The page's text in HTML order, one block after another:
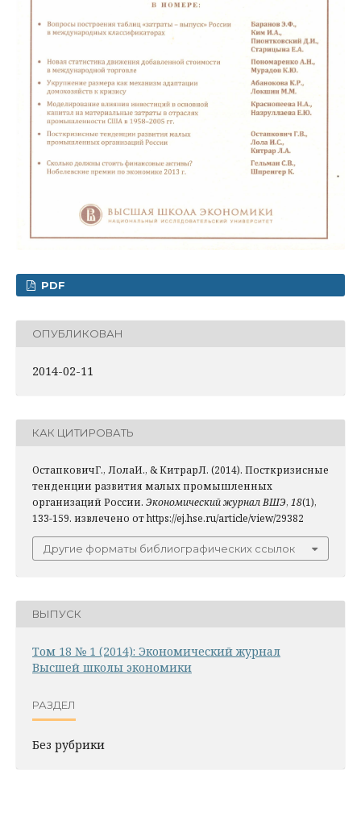
PDF
ОПУБЛИКОВАН
2014-02-11
КАК ЦИТИРОВАТЬ
ОстапковичГ., ЛолаИ., & КитрарЛ. (2014). Посткризисные
тенденции развития малых промышленных
организаций России. Экономический журнал ВШЭ, 18(1),
133-159. извлечено от https://ej.hse.ru/article/view/29382
Другие форматы библиографических ссылок
ВЫПУСК
Том 18 № 1 (2014): Экономический журнал
Высшей школы экономики
РАЗДЕЛ
Без рубрики